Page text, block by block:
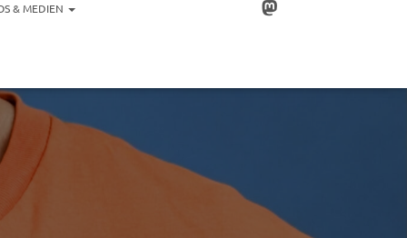
& MEDIEN